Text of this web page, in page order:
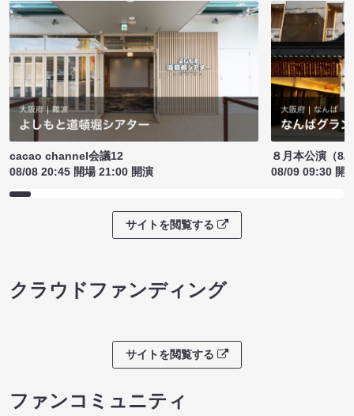
cacao channel会議12
08/08 20:45 開場 21:00 開演
８月本公演（8/
08/09 09:30 開
サイトを閲覧する
クラウドファンディング
サイトを閲覧する
ファンコミュニティ